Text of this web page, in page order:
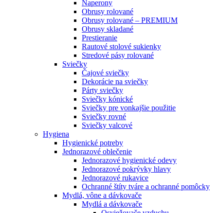
Naperony
Obrusy rolované
Obrusy rolované – PREMIUM
Obrusy skladané
Prestieranie
Rautové stolové sukienky
Stredové pásy rolované
Sviečky
Čajové sviečky
Dekorácie na sviečky
Párty sviečky
Sviečky kónické
Sviečky pre vonkajšie použitie
Sviečky rovné
Sviečky valcové
Hygiena
Hygienické potreby
Jednorazové oblečenie
Jednorazové hygienické odevy
Jednorazové pokrývky hlavy
Jednorazové rukavice
Ochranné štíty tváre a ochranné pomôcky
Mydlá, vône a dávkovače
Mydlá a dávkovače